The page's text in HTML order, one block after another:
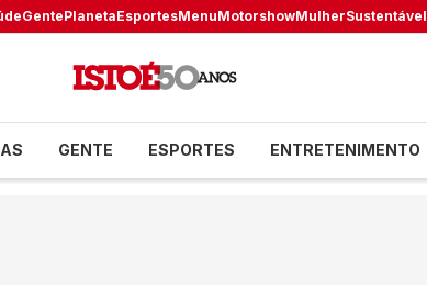
GentePlanetaEsportesMenuMotorshowMulherSustentável
GENTE ESPORTES ENTRETENIMENTO